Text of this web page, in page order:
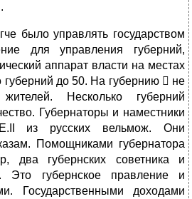
было управлять государством
для управления губерний,
аппарат власти на местах
губерний до 50. На губернию  не
Несколько губерний
Губернаторы и наместники
из русских вельмож. Они
Помощниками губернатора
два губернских советника и
Это губернское правление и
Государственными доходами